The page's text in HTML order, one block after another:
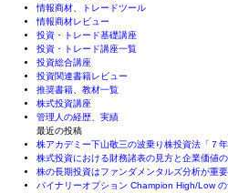
情報商材、トレードツール
情報商材レビュー
投資・トレード基礎講座
投資・トレード講座一覧
投資総合講座
投資関連書籍レビュー
推奨書籍、教材一覧
株式投資講座
管理人の経歴、実績
最近の投稿
株アカデミー下山敬三の波乗り株投資法「７年
株式投資における財務諸表の見方と企業価値
株の長期投資はファンダメンタルズ分析が重
バイナリーオプション Champion High/Low